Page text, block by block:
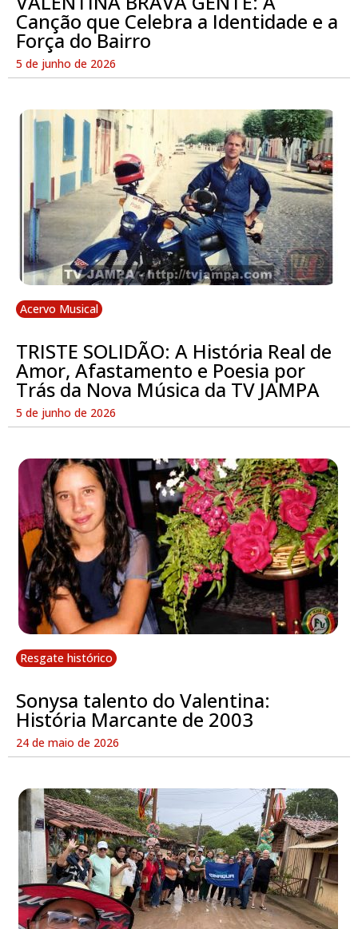
Canção que Celebra a Identidade e a
Força do Bairro
5 de junho de 2026
Acervo Musical
TRISTE SOLIDÃO: A História Real de
Amor, Afastamento e Poesia por
Trás da Nova Música da TV JAMPA
5 de junho de 2026
Resgate histórico
Sonysa talento do Valentina:
História Marcante de 2003
24 de maio de 2026